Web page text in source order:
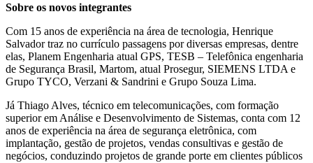
Sobre os novos integrantes
Com 15 anos de experiência na área de tecnologia, Henrique
Salvador traz no currículo passagens por diversas empresas, dentre
elas, Planem Engenharia atual GPS, TESB – Telefônica engenharia
de Segurança Brasil, Martom, atual Prosegur, SIEMENS LTDA e
Grupo TYCO, Verzani & Sandrini e Grupo Souza Lima.
Já Thiago Alves, técnico em telecomunicações, com formação
superior em Análise e Desenvolvimento de Sistemas, conta com 12
anos de experiência na área de segurança eletrônica, com
implantação, gestão de projetos, vendas consultivas e gestão de
negócios, conduzindo projetos de grande porte em clientes públicos